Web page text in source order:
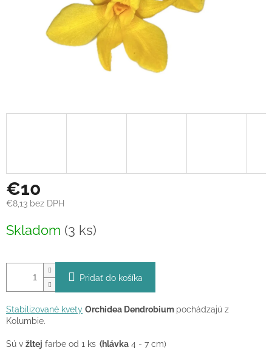
€10
€8,13 bez DPH
cena:
Skladom (3 ks)
Pridať do košíka
Stabilizované kvety Orchidea Dendrobium pochádzajú z
Kolumbie.
Sú v žltej farbe od 1 ks (hlávka 4 - 7 cm)